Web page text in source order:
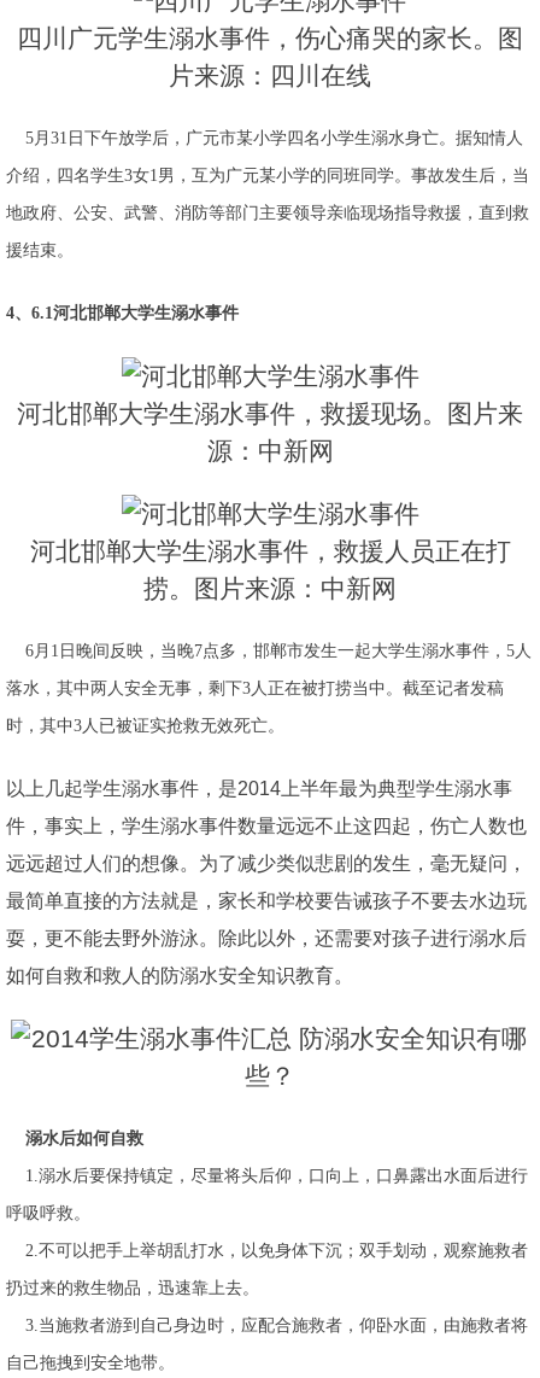
四川广元学生溺水事件，伤心痛哭的家长。图
片来源：四川在线
5月31日下午放学后，广元市某小学四名小学生溺水身亡。据知情人
介绍，四名学生3女1男，互为广元某小学的同班同学。事故发生后，当
地政府、公安、武警、消防等部门主要领导亲临现场指导救援，直到救
援结束。
4、6.1河北邯郸大学生溺水事件
河北邯郸大学生溺水事件，救援现场。图片来
源：中新网
河北邯郸大学生溺水事件，救援人员正在打
捞。图片来源：中新网
6月1日晚间反映，当晚7点多，邯郸市发生一起大学生溺水事件，5人
落水，其中两人安全无事，剩下3人正在被打捞当中。截至记者发稿
时，其中3人已被证实抢救无效死亡。
以上几起学生溺水事件，是2014上半年最为典型学生溺水事
件，事实上，学生溺水事件数量远远不止这四起，伤亡人数也
远远超过人们的想像。为了减少类似悲剧的发生，毫无疑问，
最简单直接的方法就是，家长和学校要告诫孩子不要去水边玩
耍，更不能去野外游泳。除此以外，还需要对孩子进行溺水后
如何自救和救人的防溺水安全知识教育。
溺水后如何自救
1.溺水后要保持镇定，尽量将头后仰，口向上，口鼻露出水面后进行
呼吸呼救。
2.不可以把手上举胡乱打水，以免身体下沉；双手划动，观察施救者
扔过来的救生物品，迅速靠上去。
3.当施救者游到自己身边时，应配合施救者，仰卧水面，由施救者将
自己拖拽到安全地带。